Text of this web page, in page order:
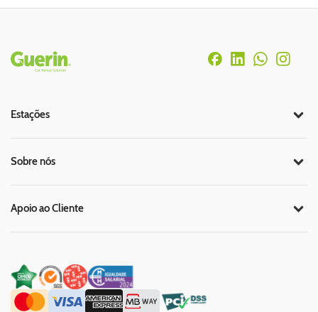
Rodapé
Estações
Sobre nós
Apoio ao Cliente